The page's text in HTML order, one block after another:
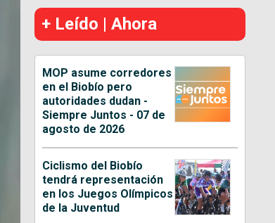
+ Leído | Ahora
MOP asume corredores
en el Biobío pero
autoridades dudan -
Siempre Juntos - 07 de
agosto de 2026
Ciclismo del Biobío
tendrá representación
en los Juegos Olímpicos
de la Juventud